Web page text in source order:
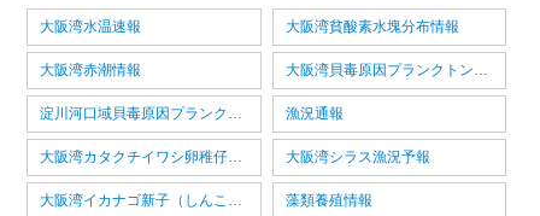
大阪湾水温速報 大阪湾貧酸素水塊分布情報
大阪湾赤潮情報
漁況通報
大阪湾シラス漁況予報
藻類養殖情報